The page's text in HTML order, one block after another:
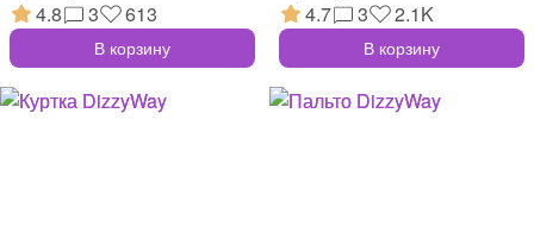
4.8 3 613
В корзину
4.7 3 2.1K
В корзину